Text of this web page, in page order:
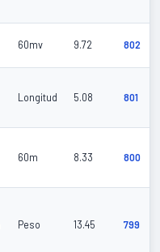
60mv 9.72 802
Longitud 5.08 801
60m 8.33 800
Peso 13.45 799